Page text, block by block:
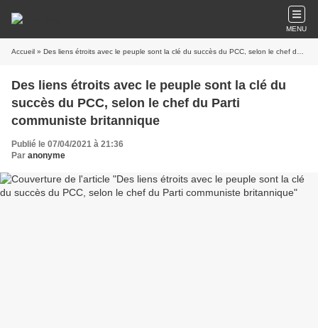
MENU
Accueil » Des liens étroits avec le peuple sont la clé du succès du PCC, selon le chef du Parti communiste britannique
Des liens étroits avec le peuple sont la clé du
succès du PCC, selon le chef du Parti
communiste britannique
Publié le 07/04/2021 à 21:36
Par anonyme